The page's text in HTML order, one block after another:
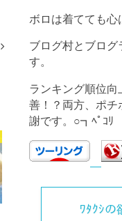
ボロは着てても
ブログ村とブログ
す。
ランキング順位向
善！？両方、ポチ
謝です。○┓ﾍﾟｺﾘ
ﾜﾀｸｼの